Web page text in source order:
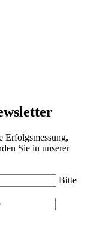
Erfolgsmessung,
Sie in unserer
Bitte